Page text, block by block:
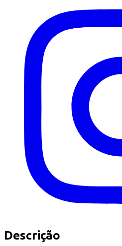
Descrição